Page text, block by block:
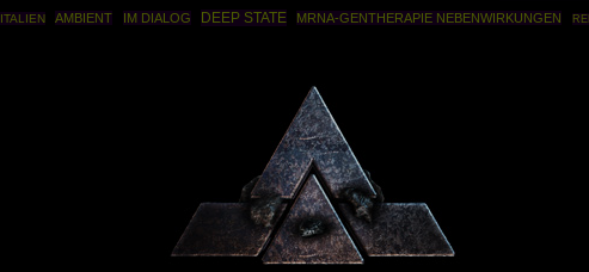
ITALIEN AMBIENT IM DIALOG DEEP STATE MRNA-GENTHERAPIE NEBENWIRKUNGEN
Powered By :